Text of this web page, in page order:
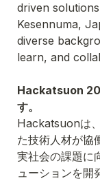
driven
Kesennuma,
diverse
Hackatsuon
す。
Hackatsuonは
た技術人材が協
実社会の課題に
ューションを開